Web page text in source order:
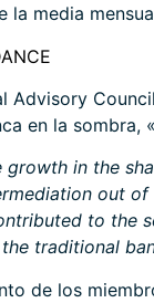
media
Advisory Council
en la sombra,
in the
out
to the
traditional
de los